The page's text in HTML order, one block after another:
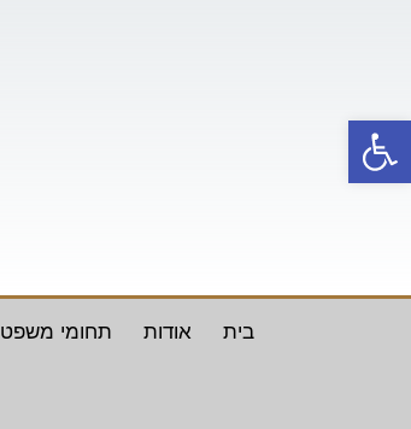
בית אודות תחומי משפט
פתח סרגל נגישות